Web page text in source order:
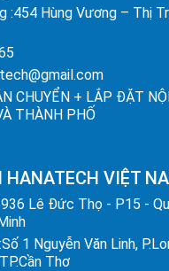
:454 Hùng Vương – Thị
CHUYỂN + LẮP ĐẶT
THÀNH PHỐ
HANATECH VIỆT
Lê Đức Thọ - P15 -
:Số 1 Nguyễn Văn Linh,
Thơ